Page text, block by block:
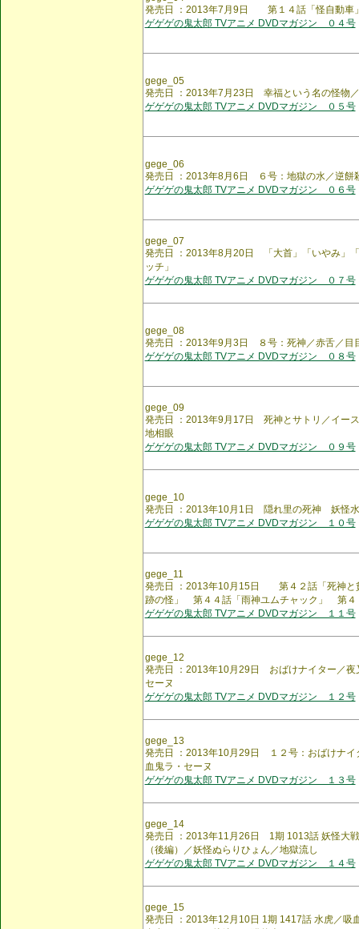
発売日 ：2013年7月9日 第１４話「怪自動車
ゲゲゲの鬼太郎 TVアニメ DVDマガジン ０４号
gege_05
発売日 ：2013年7月23日 幸福という名の怪物
ゲゲゲの鬼太郎 TVアニメ DVDマガジン ０５号
gege_06
発売日 ：2013年8月6日 ６号：地獄の水／逆餅
ゲゲゲの鬼太郎 TVアニメ DVDマガジン ０６号
gege_07
発売日 ：2013年8月20日 「大首」「いやみ」
ッチ」
ゲゲゲの鬼太郎 TVアニメ DVDマガジン ０７号
gege_08
発売日 ：2013年9月3日 ８号：死神／赤舌／目
ゲゲゲの鬼太郎 TVアニメ DVDマガジン ０８号
gege_09
発売日 ：2013年9月17日 死神とサトリ／イー
地相眼
ゲゲゲの鬼太郎 TVアニメ DVDマガジン ０９号
gege_10
発売日 ：2013年10月1日 隠れ里の死神 妖怪
ゲゲゲの鬼太郎 TVアニメ DVDマガジン １０号
gege_11
発売日 ：2013年10月15日 第４２話「死神と
跡の怪」 第４４話「雨神ユムチャック」 第４
ゲゲゲの鬼太郎 TVアニメ DVDマガジン １１号
gege_12
発売日 ：2013年10月29日 おばけナイター／夜
セーヌ
ゲゲゲの鬼太郎 TVアニメ DVDマガジン １２号
gege_13
発売日 ：2013年10月29日 １２号：おばけナイ
血鬼ラ・セーヌ
ゲゲゲの鬼太郎 TVアニメ DVDマガジン １３号
gege_14
発売日 ：2013年11月26日 1期 1013話 妖怪大
（後編）／妖怪ぬらりひょん／地獄流し
ゲゲゲの鬼太郎 TVアニメ DVDマガジン １４号
gege_15
発売日 ：2013年12月10日 1期 1417話 水虎／吸